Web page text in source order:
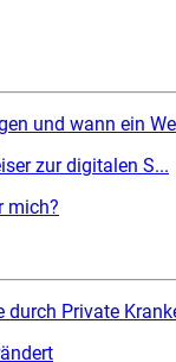
und wann ein
zur digitalen S...
mich?
durch Private